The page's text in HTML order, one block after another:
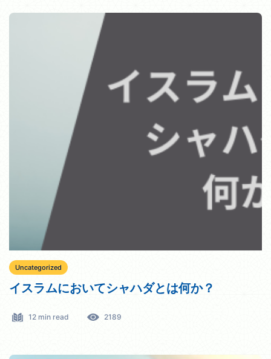
Uncategorized
イスラムにおいてシャハダとは何か？
12 min read 2189